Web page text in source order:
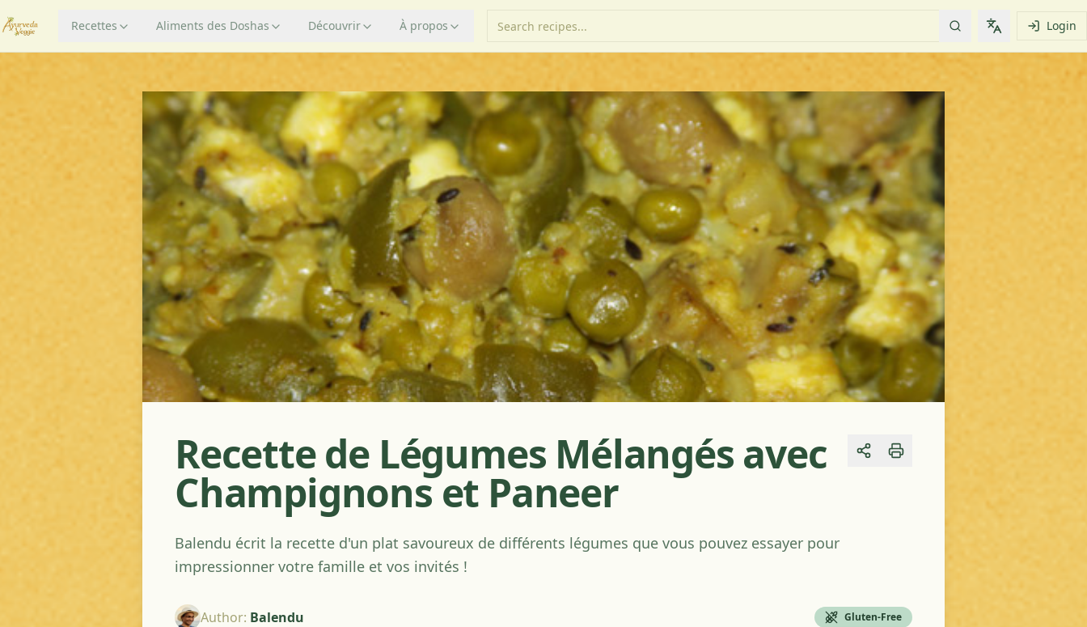
Recettes Aliments des Doshas Découvrir À propos Change Login
Recette de Légumes Mélangés avec
Champignons et Paneer
Share
Balendu écrit la recette d'un plat savoureux de différents légumes que vous pouvez essayer pour
impressionner votre famille et vos invités !
Author: Balendu Gluten-Free